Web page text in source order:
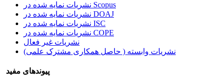
نشریات نمایه شده در Scopus
نشریات نمایه شده در DOAJ
نشریات نمایه شده در ISC
نشریات نمایه شده در COPE
نشریات غیر فعال
نشریات وابسته ( حاصل همکاری مشترک علمی)
پیوندهای مفید